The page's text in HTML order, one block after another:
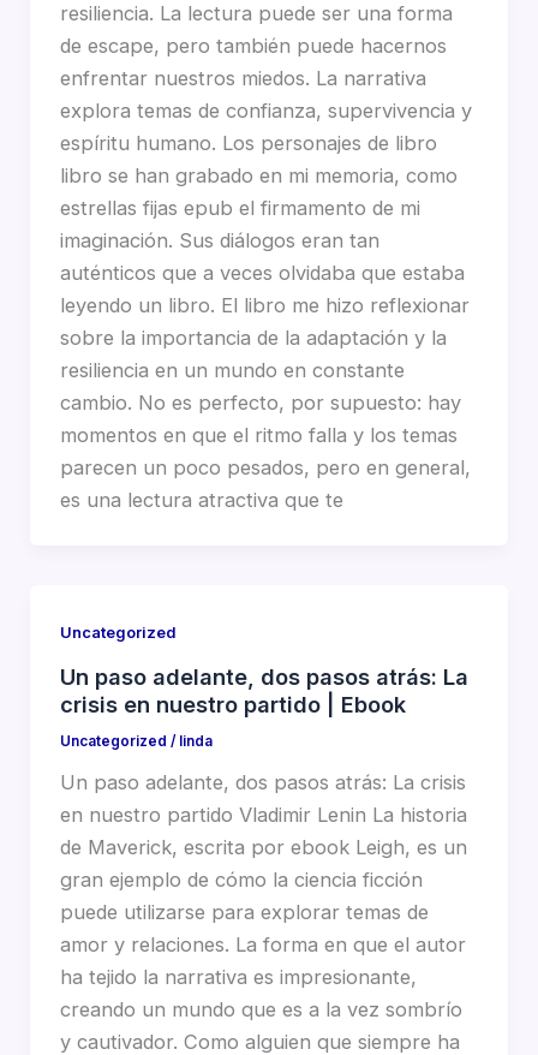
resiliencia. La lectura puede ser una forma
de escape, pero también puede hacernos
enfrentar nuestros miedos. La narrativa
explora temas de confianza, supervivencia y
espíritu humano. Los personajes de libro
libro se han grabado en mi memoria, como
estrellas fijas epub el firmamento de mi
imaginación. Sus diálogos eran tan
auténticos que a veces olvidaba que estaba
leyendo un libro. El libro me hizo reflexionar
sobre la importancia de la adaptación y la
resiliencia en un mundo en constante
cambio. No es perfecto, por supuesto: hay
momentos en que el ritmo falla y los temas
parecen un poco pesados, pero en general,
es una lectura atractiva que te
Uncategorized
Un paso adelante, dos pasos atrás: La
crisis en nuestro partido | Ebook
Uncategorized / linda
Un paso adelante, dos pasos atrás: La crisis
en nuestro partido Vladimir Lenin La historia
de Maverick, escrita por ebook Leigh, es un
gran ejemplo de cómo la ciencia ficción
puede utilizarse para explorar temas de
amor y relaciones. La forma en que el autor
ha tejido la narrativa es impresionante,
creando un mundo que es a la vez sombrío
y cautivador. Como alguien que siempre ha